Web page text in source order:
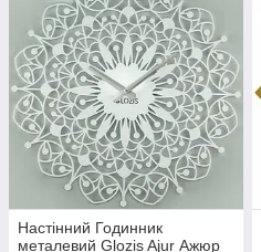
Настінний Годинник
металевий Glozis Ajur Ажюр